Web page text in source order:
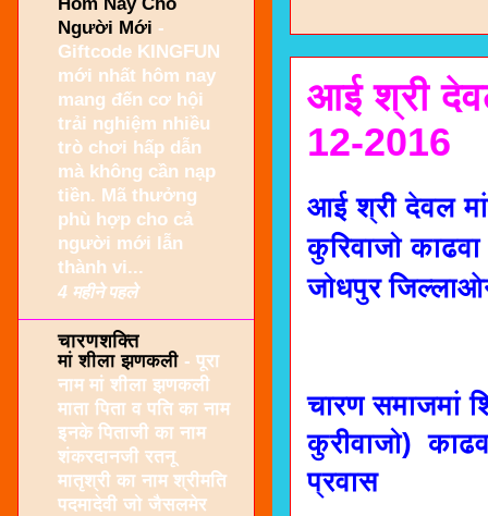
आई श्री
12-2016
आई श्री देवल
कुरिवाजो
जोधपुर
चारण समाजमां
कुरीवाजो)
प्रवास
Người Mới -
Giftcode KINGFUN
mới nhất hôm nay
mang đến cơ hội
trải nghiệm nhiều
trò chơi hấp dẫn
mà không cần nạp
tiền. Mã thưởng
phù hợp cho cả
người mới lẫn
thành vi...
4 महीने पहले
चारणशक्ति
मां शीला झणकली - पूरा
नाम मां शीला झणकली
माता पिता व पति का नाम
इनके पिताजी का नाम
शंकरदानजी रतनू
मातृश्री का नाम श्रीमति
पदमादेवी जो जैसलमेर